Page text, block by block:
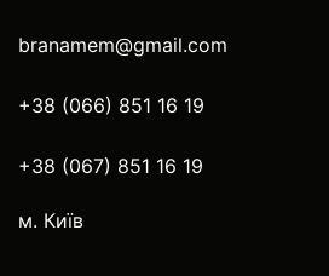
branamem@gmail.com
+38 (066) 851 16 19
+38 (067) 851 16 19
м. Київ